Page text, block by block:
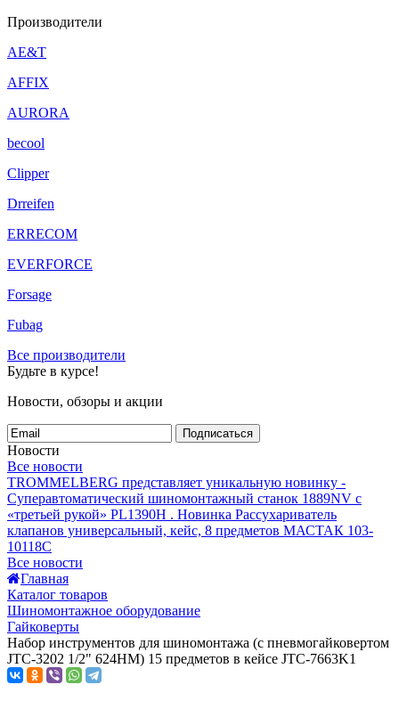
Производители
AE&T
AFFIX
AURORA
becool
Clipper
Drreifen
ERRECOM
EVERFORCE
Forsage
Fubag
Все производители
Будьте в курсе!
Новости, обзоры и акции
Подписаться
Новости
Все новости
TROMMELBERG представляет уникальную новинку -
Суперавтоматический шиномонтажный станок 1889NV с
«третьей рукой» PL1390H . Новинка Рассухариватель
клапанов универсальный, кейс, 8 предметов МАСТАК 103-
10118C
Все новости
Главная
Каталог товаров
Шиномонтажное оборудование
Гайковерты
Набор инструментов для шиномонтажа (с пневмогайковертом
JTC-3202 1/2" 624НМ) 15 предметов в кейсе JTC-7663K1